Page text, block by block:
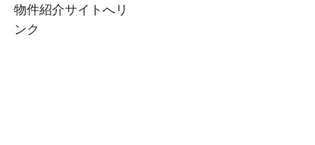
物件紹介サイトへリ
ンク